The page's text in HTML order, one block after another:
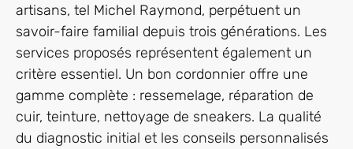
artisans, tel Michel Raymond, perpétuent un
savoir-faire familial depuis trois générations. Les
services proposés représentent également un
critère essentiel. Un bon cordonnier offre une
gamme complète : ressemelage, réparation de
cuir, teinture, nettoyage de sneakers. La qualité
du diagnostic initial et les conseils personnalisés